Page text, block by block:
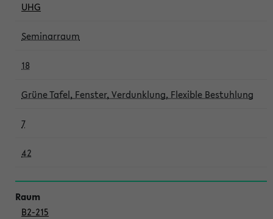
UHG
Seminarraum
18
Grüne Tafel, Fenster, Verdunklung, Flexible Bestuhlung
7
42
B2-215